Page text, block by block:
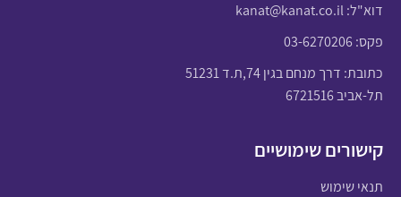
דוא"ל:kanat@kanat.co.il
פקס: 03-6270206
כתובת: דרך מנחם בגין 74,ת.ד 51231
תל-אביב 6721516
קישורים שימושיים
תנאי שימוש